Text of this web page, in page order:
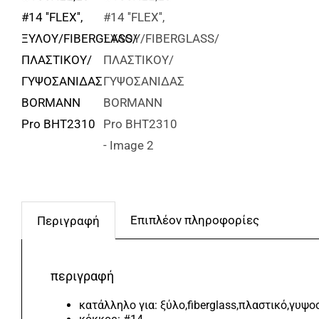
Περιγραφή Επιπλέον πληροφορίες
περιγραφή
κατάλληλο για: